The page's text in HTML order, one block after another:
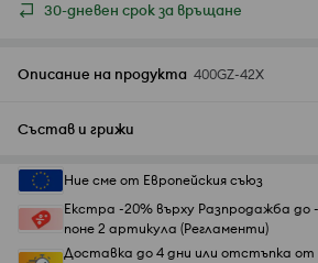
30-дневен срок за връщане
Описание на продукта 400GZ-42X
Състав и грижи
Ние сме от Европейския съюз
Екстра -20% върху Разпродажба до
поне 2 артикула (Регламенти)
Доставка до 4 дни или отстъпка